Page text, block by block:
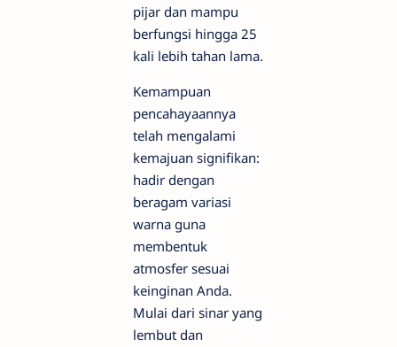
pijar dan mampu
berfungsi hingga 25
kali lebih tahan lama.
Kemampuan
pencahayaannya
telah mengalami
kemajuan signifikan:
hadir dengan
beragam variasi
warna guna
membentuk
atmosfer sesuai
keinginan Anda.
Mulai dari sinar yang
lembut dan